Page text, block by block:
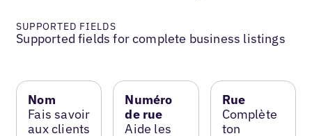
SUPPORTED FIELDS
Supported fields for complete business listings
Nom
Fais savoir
aux clients
Numéro
de rue
Aide les
Rue
Complète
ton